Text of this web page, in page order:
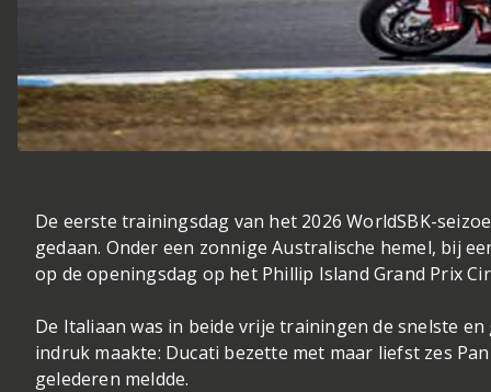
De eerste trainingsdag van het 2026 WorldSBK-
gedaan. Onder een zonnige Australische hemel, bij
op de openingsdag op het Phillip Island Grand Prix
De Italiaan was in beide vrije trainingen de snelste
indruk maakte: Ducati bezette met maar liefst zes
gelederen meldde.